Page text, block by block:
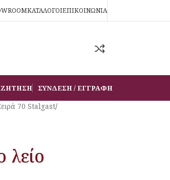
ΚΑΤΑΛΟΓΟΙΕΠΙΚΟΙΝΩΝΙΑ
ΣΎΝΔΕΣΗ / ΕΓΓΡΑΦΉ
70 Stalgast/
λείο